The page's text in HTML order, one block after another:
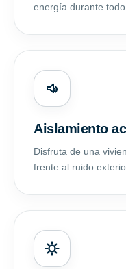
energía durante todo
Aislamiento
Disfruta de una
frente al ruido